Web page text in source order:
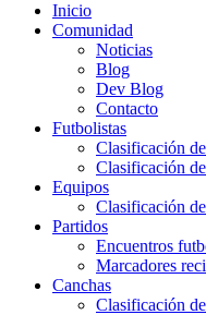
Inicio
Comunidad
Noticias
Blog
Dev Blog
Contacto
Futbolistas
Clasificación
Clasificación
Equipos
Clasificación
Partidos
Encuentros
Marcadores
Canchas
Clasificación